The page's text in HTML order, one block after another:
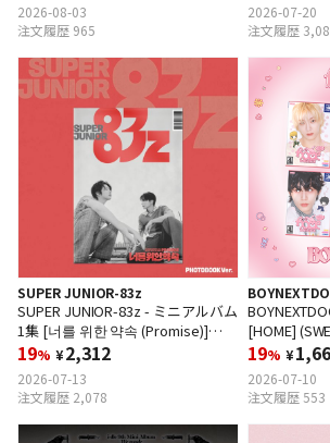
2026-08-03
注文履歴 965
2026-07-20
注文履歴
SUPER JUNIOR-83z
SUPER JUNIOR-83z - ミニアルバム
1集 [너를 위한 약속 (Promise)]
(Photobook Ver.)
19% ¥2,312
2026-07-13
注文履歴 2,078
[HOME]
(Random
19% ¥
2026-07-10
注文履歴 553